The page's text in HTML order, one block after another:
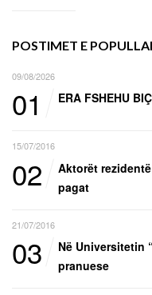
POSTIMET E
09/08/2026
01 ERA FSHEHU
15/07/2016
02
Aktorët
pagat
21/07/2016
03
Në Universitetin
pranuese